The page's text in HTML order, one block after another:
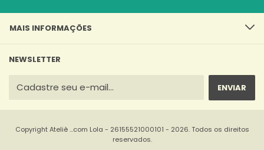
MAIS INFORMAÇÕES
NEWSLETTER
Copyright Ateliê ...com Lola - 26155521000101 - 2026. Todos os direitos
reservados.